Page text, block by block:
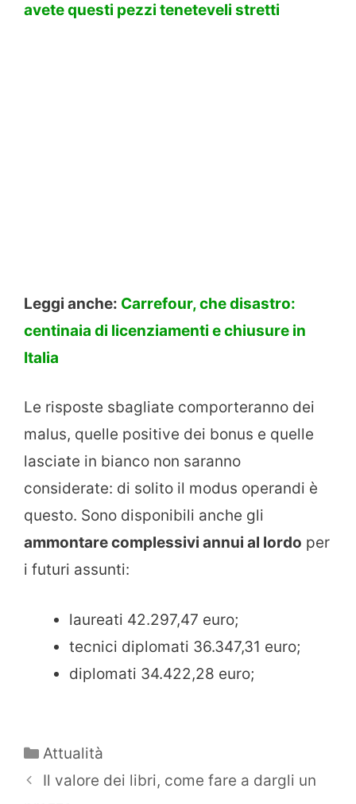
avete questi pezzi teneteveli stretti
Leggi anche: Carrefour, che disastro:
centinaia di licenziamenti e chiusure in
Italia
Le risposte sbagliate comporteranno dei
malus, quelle positive dei bonus e quelle
lasciate in bianco non saranno
considerate: di solito il modus operandi è
questo. Sono disponibili anche gli
ammontare complessivi annui al lordo per
i futuri assunti:
laureati 42.297,47 euro;
tecnici diplomati 36.347,31 euro;
diplomati 34.422,28 euro;
Categorie
Attualità
Il valore dei libri, come fare a dargli un